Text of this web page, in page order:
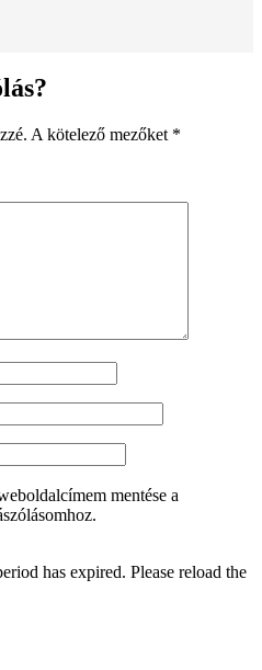
A kötelező mezőket *
mentése a
has expired. Please reload the